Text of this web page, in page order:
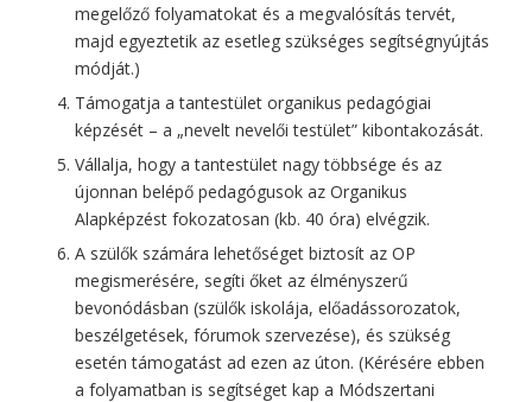
megelőző folyamatokat és a megvalósítás tervét,
majd egyeztetik az esetleg szükséges segítségnyújtás
módját.)
Támogatja a tantestület organikus pedagógiai
képzését – a „nevelt nevelői testület” kibontakozását.
Vállalja, hogy a tantestület nagy többsége és az
újonnan belépő pedagógusok az Organikus
Alapképzést fokozatosan (kb. 40 óra) elvégzik.
A szülők számára lehetőséget biztosít az OP
megismerésére, segíti őket az élményszerű
bevonódásban (szülők iskolája, előadássorozatok,
beszélgetések, fórumok szervezése), és szükség
esetén támogatást ad ezen az úton. (Kérésére ebben
a folyamatban is segítséget kap a Módszertani